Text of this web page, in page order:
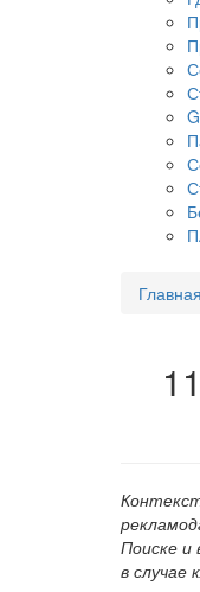
Главная
Поиске и
в случае